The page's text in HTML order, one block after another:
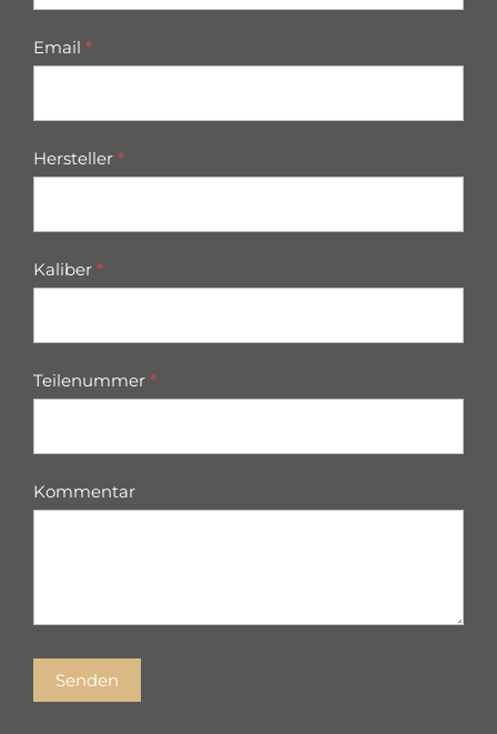
Email *
Hersteller *
Kaliber *
Teilenummer *
Kommentar
Senden